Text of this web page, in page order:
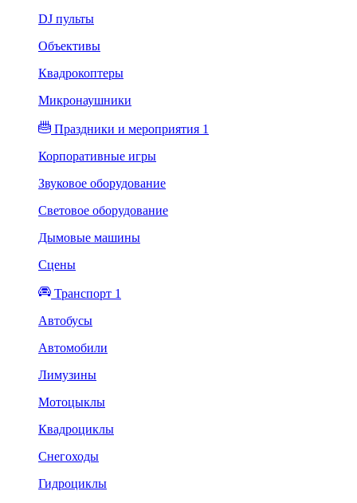
DJ пульты
Объективы
Квадрокоптеры
Микронаушники
Праздники и мероприятия 1
Корпоративные игры
Звуковое оборудование
Световое оборудование
Дымовые машины
Сцены
Транспорт 1
Автобусы
Автомобили
Лимузины
Мотоцыклы
Квадроциклы
Снегоходы
Гидроциклы